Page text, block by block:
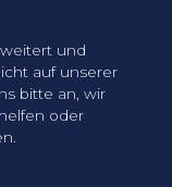
und
auf unserer
bitte an, wir
oder